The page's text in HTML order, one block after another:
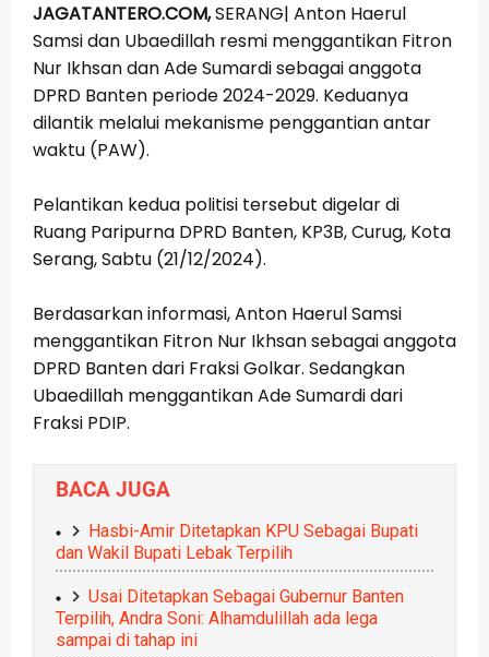
JAGATANTERO.COM,SERANG| Anton Haerul
Samsi dan Ubaedillah resmi menggantikan Fitron
Nur Ikhsan dan Ade Sumardi sebagai anggota
DPRD Banten periode 2024-2029. Keduanya
dilantik melalui mekanisme penggantian antar
waktu (PAW).
Pelantikan kedua politisi tersebut digelar di
Ruang Paripurna DPRD Banten, KP3B, Curug, Kota
Serang, Sabtu (21/12/2024).
Berdasarkan informasi, Anton Haerul Samsi
menggantikan Fitron Nur Ikhsan sebagai anggota
DPRD Banten dari Fraksi Golkar. Sedangkan
Ubaedillah menggantikan Ade Sumardi dari
Fraksi PDIP.
BACA JUGA
Hasbi-Amir Ditetapkan KPU Sebagai Bupati
dan Wakil Bupati Lebak Terpilih
Usai Ditetapkan Sebagai Gubernur Banten
Terpilih, Andra Soni: Alhamdulillah ada lega
sampai di tahap ini